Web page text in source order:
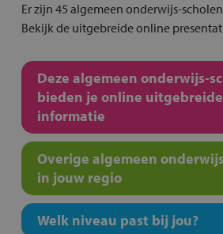
Er zijn 45 algemeen onderwijs-
Bekijk de uitgebreide online
Deze algemeen onderwijs-
bieden je online uitgebreide
informatie
Overige algemeen
in jouw regio
Welk niveau past bij jou?